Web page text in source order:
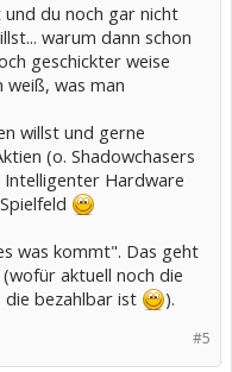
du noch gar nicht
warum dann schon
geschickter weise
weiß, was man
willst und gerne
(o. Shadowchasers
Hardware
was kommt". Das geht
aktuell noch die
bezahlbar ist
).
#5